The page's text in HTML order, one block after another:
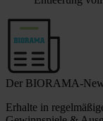
Der BIORAMA-
Erhalte in